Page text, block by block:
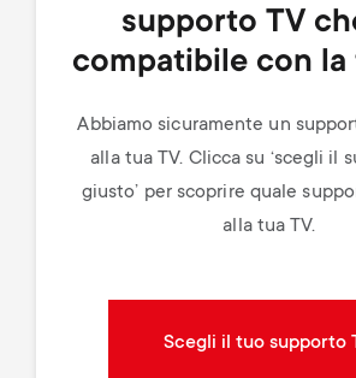
supporto TV
compatibile con la
Abbiamo sicuramente un
alla tua TV. Clicca su ‘scegli il
giusto’ per scoprire quale
alla tua TV.
Scegli il tuo supporto